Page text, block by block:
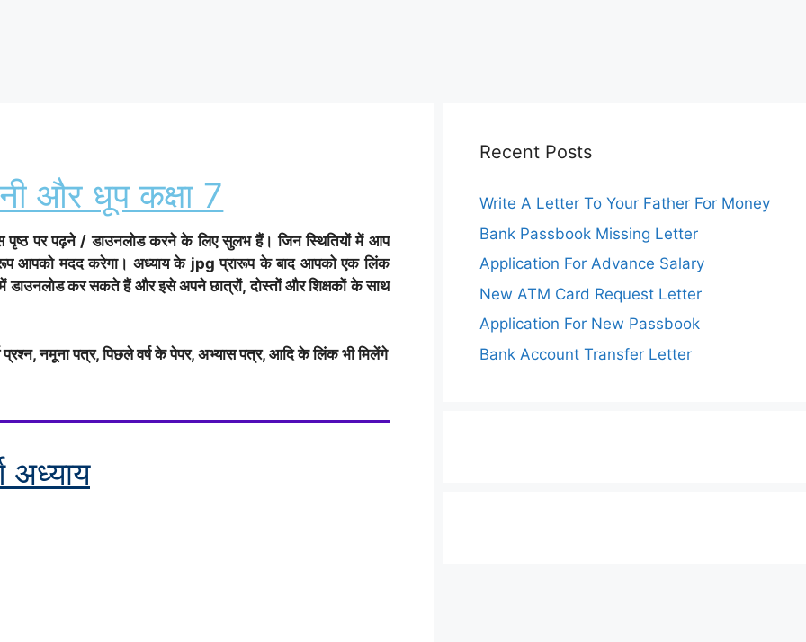
और धूप कक्षा 7
पृष्ठ पर पढ़ने / डाउनलोड करने के लिए सुलभ हैं। जिन स्थितियों में आप
आपको मदद करेगा। अध्याय के jpg प्रारूप के बाद आपको एक लिंक
डाउनलोड कर सकते हैं और इसे अपने छात्रों, दोस्तों और शिक्षकों के साथ
प्रश्न, नमूना पत्र, पिछले वर्ष के पेपर, अभ्यास पत्र, आदि के लिंक भी मिलेंगे
अध्याय
Recent Posts
Write A Letter To Your Father For Money
Bank Passbook Missing Letter
Application For Advance Salary
New ATM Card Request Letter
Application For New Passbook
Bank Account Transfer Letter